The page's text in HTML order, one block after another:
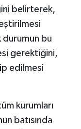
belirterek,
bu
gerektiğini,
edilmesi
kurumları
batısında